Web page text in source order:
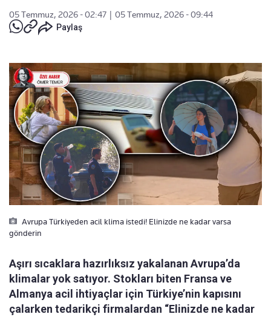
05 Temmuz, 2026 - 02:47
05 Temmuz, 2026 - 09:44
Paylaş
Avrupa Türkiyeden acil klima istedi! Elinizde ne kadar varsa
gönderin
Aşırı sıcaklara hazırlıksız yakalanan Avrupa’da
klimalar yok satıyor. Stokları biten Fransa ve
Almanya acil ihtiyaçlar için Türkiye’nin kapısını
çalarken tedarikçi firmalardan “Elinizde ne kadar